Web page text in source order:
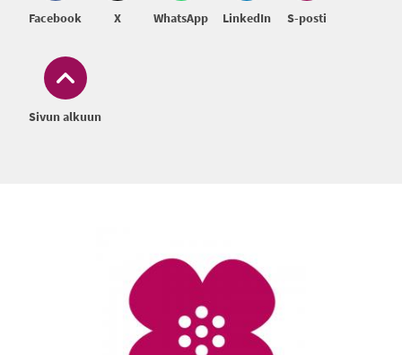
Sivun alkuun
Facebook X WhatsApp LinkedIn S-posti